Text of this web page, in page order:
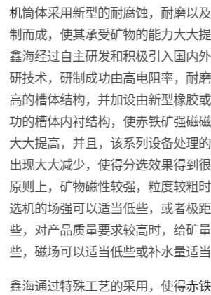
机筒体采用新型的耐腐蚀，耐磨以
制而成，使其承受矿物的能力大大提
鑫海经过自主研发和积极引入国内
研技术，研制成功由高电阻率，耐
高的槽体结构，并加设由新型橡胶
功的槽体内衬结构，使赤铁矿强磁
大大提高，并且，该系列设备处理
出现大大减少，使得分选效果得到
原则上，矿物磁性较强，粒度较粗
选机的场强可以适当低些，或者极
些，对产品质量要求较高时，给矿
些，磁场可以适当低些或补水量适当
鑫海通过特殊工艺的采用，使得赤